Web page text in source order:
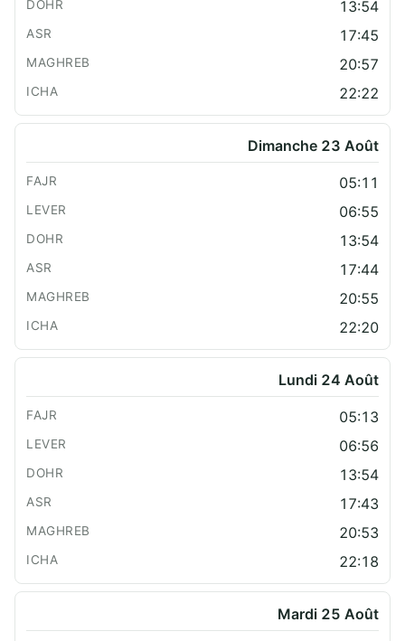
13:54
17:45
20:57
22:22
Dimanche 23 Août
05:11
06:55
13:54
17:44
20:55
22:20
Lundi 24 Août
05:13
06:56
13:54
17:43
20:53
22:18
Mardi 25 Août